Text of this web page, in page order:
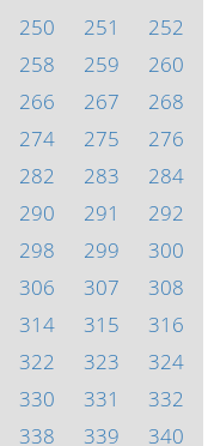
250 251
252
258 259
260
266 267
268
274 275
276
282 283
284
290 291
292
298 299
300
306 307
308
314 315
316
322 323
324
330 331
332
338 339 340